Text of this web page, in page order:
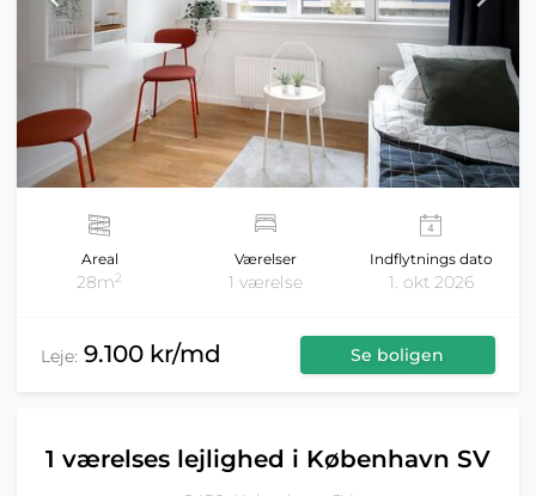
Areal
28m2
Værelser
1 værelse
Indflytnings dato
1. okt 2026
Leje: 9.100 kr/md Se boligen
1 værelses lejlighed i København SV